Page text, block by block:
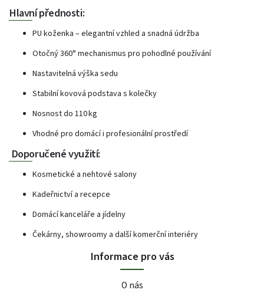
Hlavní přednosti:
PU koženka – elegantní vzhled a snadná údržba
Otočný 360° mechanismus pro pohodlné používání
Nastavitelná výška sedu
Stabilní kovová podstava s kolečky
Nosnost do 110 kg
Vhodné pro domácí i profesionální prostředí
Doporučené využití:
Kosmetické a nehtové salony
Kadeřnictví a recepce
Domácí kanceláře a jídelny
Čekárny, showroomy a další komerční interiéry
Informace pro vás
O nás